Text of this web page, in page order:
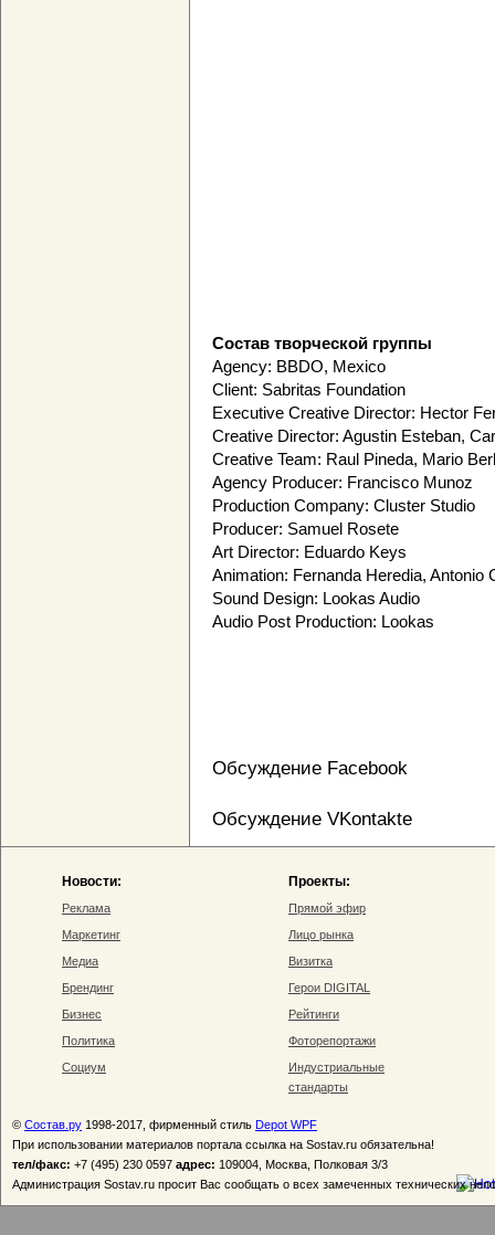
Состав творческой группы
Agency: BBDO, Mexico
Client: Sabritas Foundation
Executive Creative Director: Hector
Creative Director: Agustin Esteban,
Creative Team: Raul Pineda, Mario
Agency Producer: Francisco Munoz
Production Company: Cluster Studio
Producer: Samuel Rosete
Art Director: Eduardo Keys
Animation: Fernanda Heredia, Antonio
Sound Design: Lookas Audio
Audio Post Production: Lookas
Обсуждение Facebook
Обсуждение VKontakte
Новости:
Реклама
Маркетинг
Медиа
Брендинг
Бизнес
Политика
Социум
Проекты:
Прямой эфир
Лицо рынка
Визитка
Герои DIGITAL
Рейтинги
Фоторепортажи
Индустриальные
стандарты
© Состав.ру 1998-2017, фирменный стиль Depot WPF
При использовании материалов портала ссылка на Sostav.ru обязательна!
тел/факс: +7 (495) 230 0597 адрес: 109004, Москва, Полковая 3/3
Администрация Sostav.ru просит Вас сообщать о всех замеченных технических